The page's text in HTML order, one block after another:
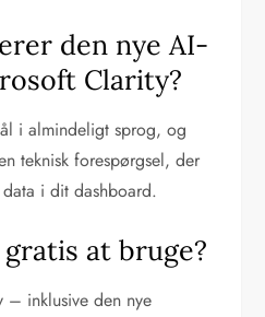
den nye AI-
Clarity?
i almindeligt sprog, og
teknisk forespørgsel, der
i dit dashboard.
at bruge?
– inklusive den nye